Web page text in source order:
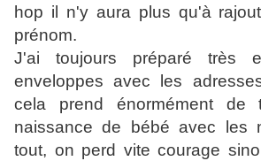
hop il n'y aura plus qu'à
prénom.
J'ai toujours préparé très
enveloppes avec les
cela prend énormément
naissance de bébé avec les
tout, on perd vite courage